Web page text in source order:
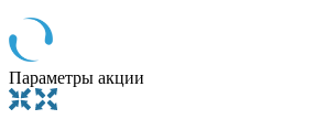
Параметры акции